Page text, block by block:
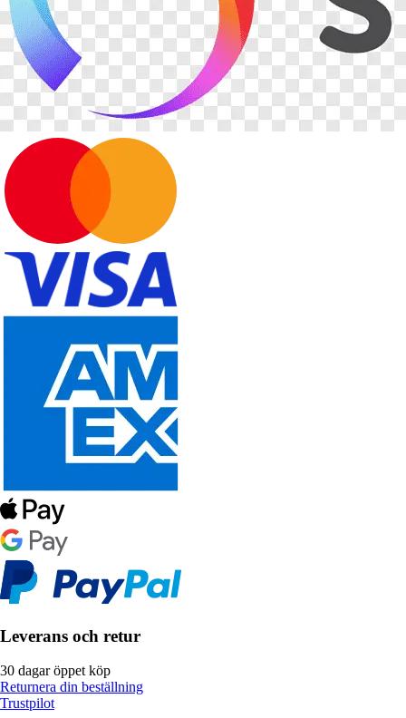
Leverans och retur
30 dagar öppet köp
Returnera din beställning
Trustpilot